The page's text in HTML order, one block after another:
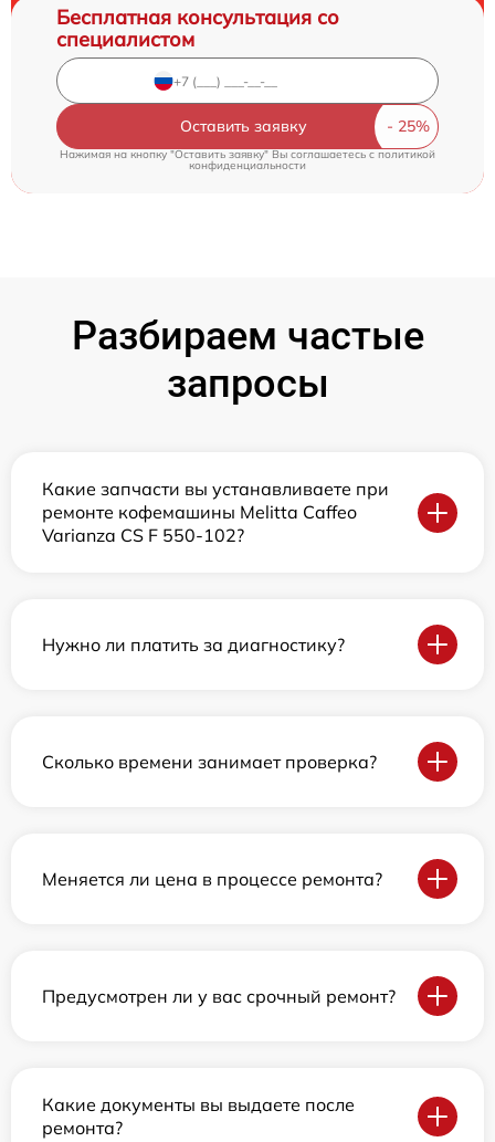
Бесплатная консультация со
специалистом
Оставить заявку
Нажимая на кнопку "Оставить заявку" Вы соглашаетесь cполитикой
конфиденциальности
Разбираем частые
запросы
Какие запчасти вы устанавливаете при
ремонте кофемашины Melitta Caffeo
Varianza CS F 550-102?
Нужно ли платить за диагностику?
Сколько времени занимает проверка?
Меняется ли цена в процессе ремонта?
Предусмотрен ли у вас срочный ремонт?
Какие документы вы выдаете после
ремонта?